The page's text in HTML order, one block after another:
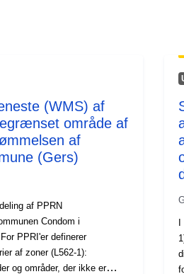
(WMS) af
område af
af
(Gers)
af PPRN
Condom i
PPRI'er definerer
af zoner (L562-1):
og områder, der ikke er
I